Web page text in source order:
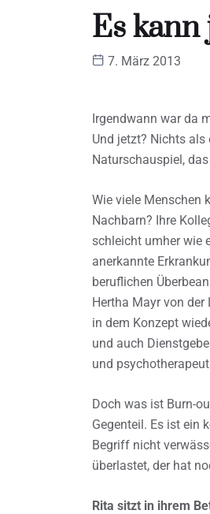
Es
7. März 2013
Irgendwann war da
Und jetzt? Nichts als
Naturschauspiel,
Wie viele Menschen
Nachbarn? Ihre
schleicht umher wie
anerkannte
beruflichen
Hertha Mayr von
in dem Konzept
und auch
und
Doch was ist Burn-
Gegenteil. Es ist ein
Begriff nicht
überlastet, der hat
Rita sitzt in ihrem